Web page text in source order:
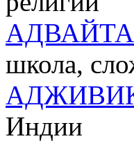
школа,
Индии